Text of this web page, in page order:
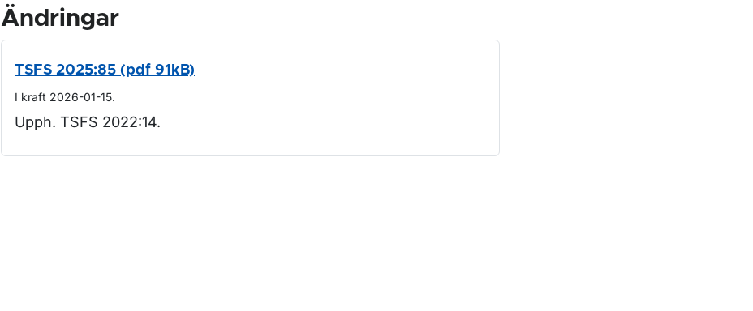
Ändringar
TSFS 2025:85 (pdf 91kB)
I kraft 2026-01-15.
Upph. TSFS 2022:14.